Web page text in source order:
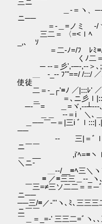
三ニ￣￣
＿‐＝ヽ、─- /
ニ──
＝-＿=ノミ ゝ-/ヽ-
三二＝ 〈=<ｌﾍ
_,､ ｿ
＝二-ﾉ=/ﾌ ﾚﾐ≡/◎ ﾞ
くﾉ二＝‐／|
─ ‐-＝彡',-─-,‐-＞､;
＿ -_-- ﾌ'"==/ /:::/
使徒
二＝‐_┌'≡ﾉ ／|:::ﾚ' ／
＿ ＝､ニ彡ｌ|::〈
─‐￣= ＿=ヾ,‐-┴-
＿＿ --＝i ＼､＿,
＿──￣─＝|三i ﾞｌ
──
‐- 三|＝ﾞｌ.|:::| .|
ニ￣￣
＿ __ ,i'ﾍ=≡ヽｌ:::
＼ニ‐
＿--/__≡ﾍ三＼ヽ
≡ ／≡三三＿‐-_
￣三=≠三ソ二二＝
ニ──
──三/≡／‐'''ヽ､ﾐ､三
ニ￣￣
￣＿＝_=‐' 三三二=ﾞ